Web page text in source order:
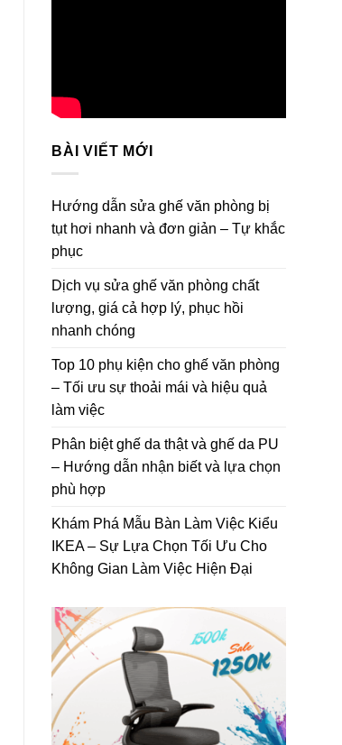
BÀI VIẾT MỚI
Hướng dẫn sửa ghế văn phòng bị
tụt hơi nhanh và đơn giản – Tự khắc
phục
Dịch vụ sửa ghế văn phòng chất
lượng, giá cả hợp lý, phục hồi
nhanh chóng
Top 10 phụ kiện cho ghế văn phòng
– Tối ưu sự thoải mái và hiệu quả
làm việc
Phân biệt ghế da thật và ghế da PU
– Hướng dẫn nhận biết và lựa chọn
phù hợp
Khám Phá Mẫu Bàn Làm Việc Kiểu
IKEA – Sự Lựa Chọn Tối Ưu Cho
Không Gian Làm Việc Hiện Đại